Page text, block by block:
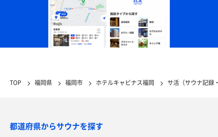
TOP 福岡県 福岡市 ホテルキャビナス福岡 サ活（サウナ記録
都道府県からサウナを探す